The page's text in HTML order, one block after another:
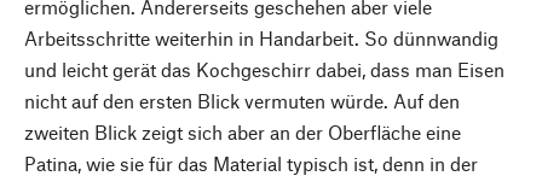
ermöglichen. Andererseits geschehen aber viele
Arbeitsschritte weiterhin in Handarbeit. So dünnwandig
und leicht gerät das Kochgeschirr dabei, dass man Eisen
nicht auf den ersten Blick vermuten würde. Auf den
zweiten Blick zeigt sich aber an der Oberfläche eine
Patina, wie sie für das Material typisch ist, denn in der